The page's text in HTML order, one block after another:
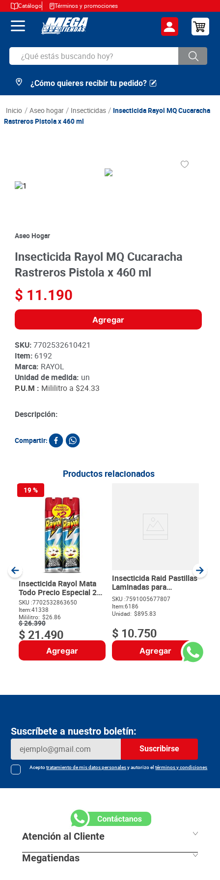
Catálogo Términos y promociones
¿Qué estás buscando hoy?
TÉRMINOS MÁS BUSCADOS
2.
arroz
9.
queso
10. papa
¿Cómo quieres recibir tu pedido?
aseo hogar insecticidas
Insecticida Rayol MQ Cucaracha
Rastreros Pistola x 460 ml
Aseo Hogar
Insecticida Rayol MQ Cucaracha
Rastreros Pistola x 460 ml
$ 11.190
Agregar
SKU:7702532610421
Item: 6192
Marca: RAYOL
Unidad de medida: un
P.U.M : Mililitro a $24.33
Descripción:
Compartir:
Productos relacionados
19 %
Insecticida Rayol Mata
Todo Precio Especial 2
unds x 400 ml c/u
SKU :7702532863650
Item:41338
Mililitro: $26.86
$26.390
$ 21.490
Agregar
Insecticida Raid Pastillas
Laminadas para
Mosquitos x 12 und
SKU :7591005677807
Item:6186
Unidad: $895.83
$ 10.750
Agregar
Suscríbete a nuestro boletín:
Suscribirse
Aceptotratamiento de mis datos personalesy autorizo eltérminos y condiciones
Atención al Cliente
Megatiendas